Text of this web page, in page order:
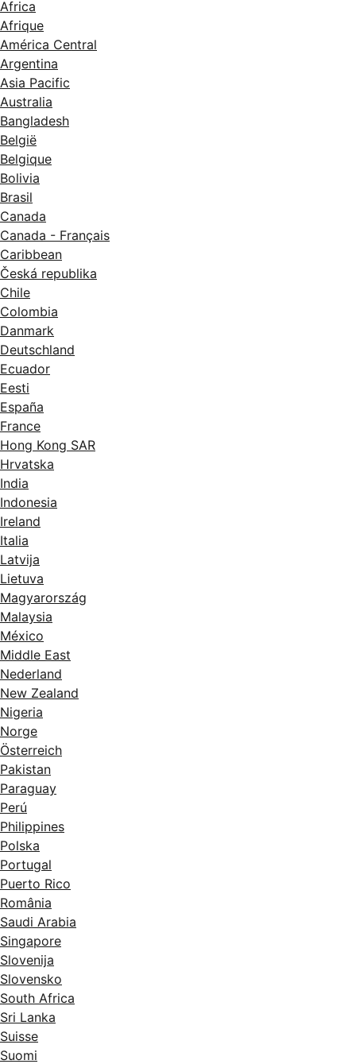
Africa
Afrique
América Central
Argentina
Asia Pacific
Australia
Bangladesh
België
Belgique
Bolivia
Brasil
Canada
Canada - Français
Caribbean
Česká republika
Chile
Colombia
Danmark
Deutschland
Ecuador
Eesti
España
France
Hong Kong SAR
Hrvatska
India
Indonesia
Ireland
Italia
Latvija
Lietuva
Magyarország
Malaysia
México
Middle East
Nederland
New Zealand
Nigeria
Norge
Österreich
Pakistan
Paraguay
Perú
Philippines
Polska
Portugal
Puerto Rico
România
Saudi Arabia
Singapore
Slovenija
Slovensko
South Africa
Sri Lanka
Suisse
Suomi